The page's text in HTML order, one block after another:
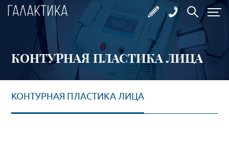
КОНТУРНАЯ ПЛАСТИКА ЛИЦА
КОНТУРНАЯ ПЛАСТИКА ЛИЦА